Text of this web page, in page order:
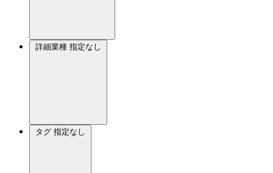
詳細業種 指定なし
タグ 指定なし